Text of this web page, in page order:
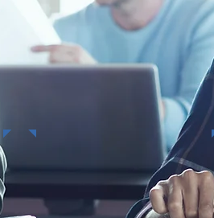
Werken bij ons